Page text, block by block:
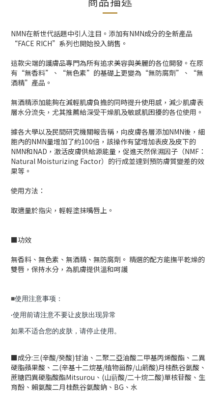
NMN在新世代話題中引人注目。添加有NMN成分的全新產品
“FACE RICH”系列也開始投入銷售。
這款尖端的護膚品專門為所有追求美容與美麗的各位開發。在原
有“無香料”、“無色素”的基礎上更變為“無防腐劑”、“無
酒精”產品。
無酒精添加能夠在減輕肌膚負擔的同時提升使用感，減少肌膚表
層水分流失，尤其推薦給深受干燥肌及敏感肌困擾的各位使用。
據各大學以及民間研究機關報告稱，向皮膚各層添加NMN後，細
胞內的NMN量增加了約100倍，該操作有望增加表皮及皮下的
NMN和NAD，激活皮膚供給源能量，促進天然保濕因子（NMF：
Natural Moisturizing Factor）的行成並達到預防膚質變差的效
果等。
使用方法：
取適量於指尖，輕輕塗抹嘴唇上。
■功效
無香料、無色素、無酒精、無防腐劑。 精選的配方能撫平乾燥的
雙唇，保持水分，為肌膚提供溫和呵護
■使用注意事项：
·使用前请注意不要让皮肤出现异常
如果不适合您的皮肤，请停止使用。
■成分:三(辛酸/癸酸)甘油、二聚二亞油酸二甲基丙烯酸酯、二異
硬脂蘋果酸、二(辛基十二烷基/植物甾醇/山箭酸)月桂酰谷氨酸、
蔗糖四異硬脂酸酯Mitsurou、(山葥酸/二十烷二酸)單核苷酸、生
育酚、賴氨酸二月桂酰谷氨酸鈉、BG、水